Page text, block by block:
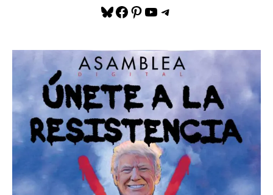
Bluesky
Facebook
Pinterest
YouTube
Telegram